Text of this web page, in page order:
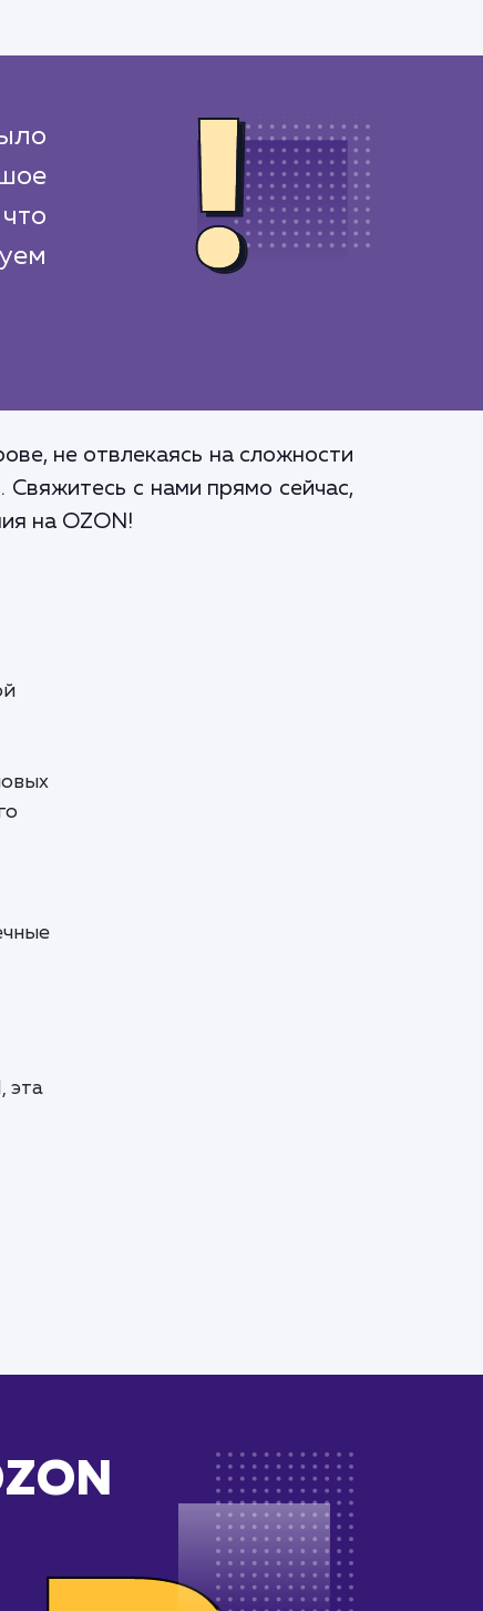
не отвлекаясь на сложности
с нами прямо сейчас,
на OZON!
эта